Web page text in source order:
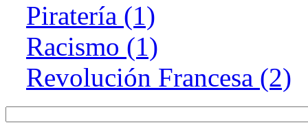
Piratería (1)
Racismo (1)
Revolución Francesa (2)